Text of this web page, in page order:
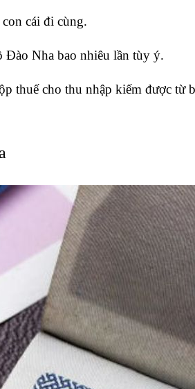
cái đi cùng.
Đào Nha bao nhiêu lần tùy ý.
thuế cho thu nhập kiếm được từ